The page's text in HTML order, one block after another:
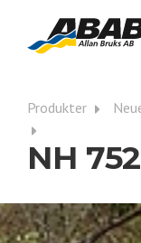
Produkter
NH 752